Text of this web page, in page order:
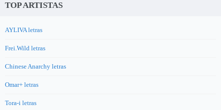
TOP ARTISTAS
AYLIVA letras
Frei.Wild letras
Chinese Anarchy letras
Omar+ letras
Tora-i letras